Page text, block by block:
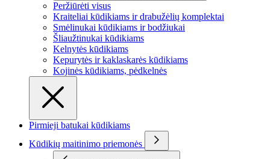
Peržiūrėti visus
Kraiteliai kūdikiams ir drabužėlių komplektai
Smėlinukai kūdikiams ir bodžiukai
Šliaužtinukai kūdikiams
Kelnytės kūdikiams
Kepurytės ir kaklaskarės kūdikiams
Kojinės kūdikiams, pėdkelnės
Pirmieji batukai kūdikiams
Kūdikių maitinimo priemonės